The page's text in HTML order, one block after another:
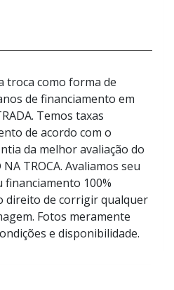
troca como forma de
de financiamento em
Temos taxas
de acordo com o
da melhor avaliação do
TROCA. Avaliamos seu
100%
direito de corrigir qualquer
Fotos meramente
e disponibilidade.